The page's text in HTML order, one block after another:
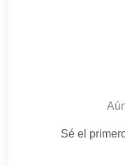
Sé el